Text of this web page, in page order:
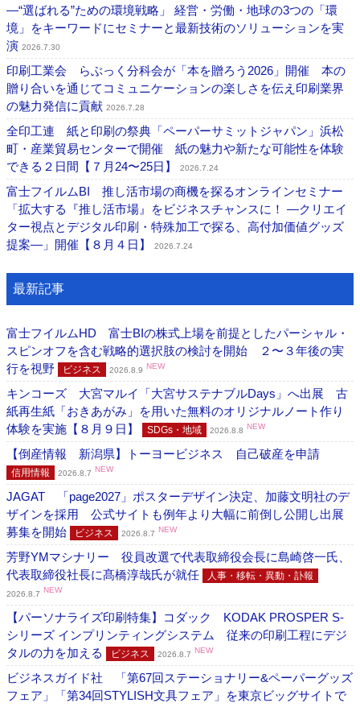
―“選ばれる”ための環境戦略」 経営・労働・地球の3つの「環
境」をキーワードにセミナーと最新技術のソリューションを実
演 2026.7.30
印刷工業会 らぶっく分科会が「本を贈ろう2026」開催 本の
贈り合いを通じてコミュニケーションの楽しさを伝え印刷業界
の魅力発信に貢献 2026.7.28
全印工連 紙と印刷の祭典「ペーパーサミットジャパン」浜松
町・産業貿易センターで開催 紙の魅力や新たな可能性を体験
できる２日間【７月24〜25日】
2026.7.24
富士フイルムBI 推し活市場の商機を探るオンラインセミナー
「拡大する『推し活市場』をビジネスチャンスに！ ―クリエイ
ター視点とデジタル印刷・特殊加工で探る、高付加価値グッズ
提案―」開催【８月４日】
2026.7.24
最新記事
富士フイルムHD 富士BIの株式上場を前提としたパーシャル・
スピンオフを含む戦略的選択肢の検討を開始 ２〜３年後の実
行を視野
ビジネス 2026.8.9 NEW
キンコーズ 大宮マルイ「大宮サステナブルDays」へ出展 古
紙再生紙「おきあがみ」を用いた無料のオリジナルノート作り
体験を実施【８月９日】
SDGs・地域 2026.8.8 NEW
【倒産情報 新潟県】トーヨービジネス 自己破産を申請
信用情報 2026.8.7 NEW
JAGAT 「page2027」ポスターデザイン決定、加藤文明社のデ
ザインを採用 公式サイトも例年より大幅に前倒し公開し出展
募集を開始
ビジネス 2026.8.7 NEW
芳野YMマシナリー 役員改選で代表取締役会長に島崎啓一氏、
代表取締役社長に髙橋淳哉氏が就任
人事・移転・異動・訃報
2026.8.7 NEW
【パーソナライズ印刷特集】コダック KODAK PROSPER S-
シリーズ インプリンティングシステム 従来の印刷工程にデジ
タルの力を加える
ビジネス 2026.8.7 NEW
ビジネスガイド社 「第67回ステーショナリー&ペーパーグッズ
フェア」「第34回STYLISH文具フェア」を東京ビッグサイトで